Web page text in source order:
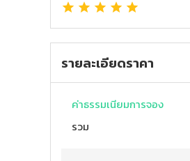
รายละเอียดราคา
ค่าธรรมเนียมการจอง
รวม